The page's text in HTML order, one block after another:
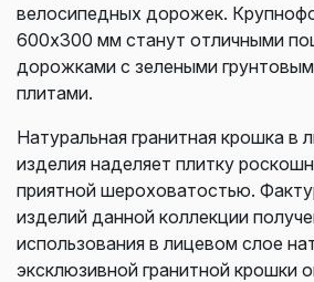
велосипедных дорожек.
600х300 мм станут отличными
дорожками с зелеными
плитами.
Натуральная гранитная крошка в
изделия наделяет плитку
приятной шероховатостью.
изделий данной коллекции
использования в лицевом слое
эксклюзивной гранитной крошки